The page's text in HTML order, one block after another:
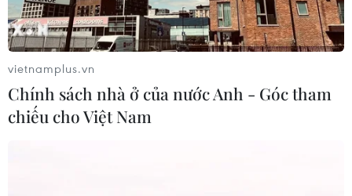
vietnamplus.vn
Chính sách nhà ở của nước Anh - Góc tham
chiếu cho Việt Nam